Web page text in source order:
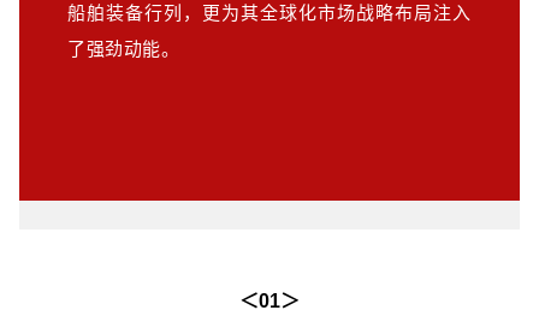
船舶装备行列，更为其全球化市场战略布局注入
了强劲动能。
＜01＞